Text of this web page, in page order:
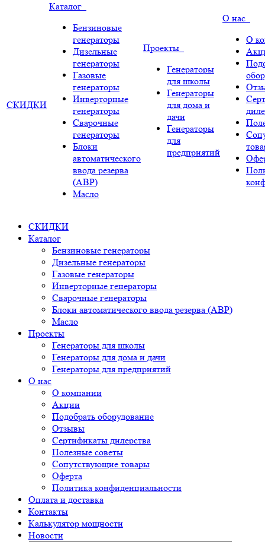
СКИДКИ
Каталог
Бензиновые
генераторы
Дизельные
генераторы
Газовые
генераторы
Инверторные
генераторы
Сварочные
генераторы
Блоки
автоматического
ввода резерва
(АВР)
Масло
Проекты
Генераторы
для школы
Генераторы
для дома и
дачи
Генераторы
для
предприятий
О нас
О
СКИДКИ
Каталог
Бензиновые генераторы
Дизельные генераторы
Газовые генераторы
Инверторные генераторы
Сварочные генераторы
Блоки автоматического ввода резерва (АВР)
Масло
Проекты
Генераторы для школы
Генераторы для дома и дачи
Генераторы для предприятий
О нас
О компании
Акции
Подобрать оборудование
Отзывы
Сертификаты дилерства
Полезные советы
Сопутствующие товары
Оферта
Политика конфиденциальности
Оплата и доставка
Контакты
Калькулятор мощности
Новости